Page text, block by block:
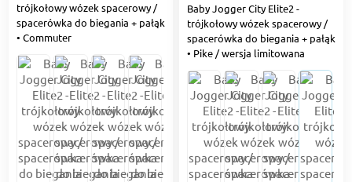
trójkołowy wózek spacerowy /
spacerówka do biegania + pałąk
• Commuter
Baby Jogger City Elite2 -
trójkołowy wózek spacerowy /
spacerówka do biegania + pałąk
• Pike / wersja limitowana